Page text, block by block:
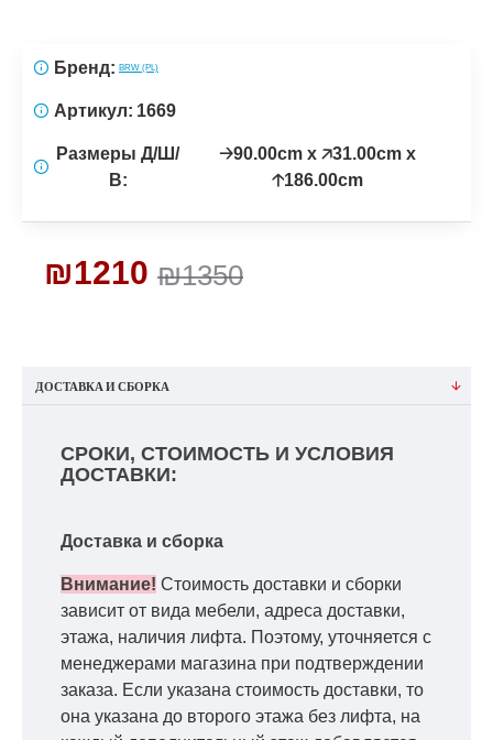
₪1350
₪1210
Бренд: BRW (PL)
Артикул: 1669
Размеры Д/Ш/
В:
🡢90.00cm x 🡥31.00cm x
🡡186.00cm
ДОСТАВКА И СБОРКА
СРОКИ, СТОИМОСТЬ И УСЛОВИЯ
ДОСТАВКИ:
Доставка и сборка
Внимание! Стоимость доставки и сборки
зависит от вида мебели, адреса доставки,
этажа, наличия лифта. Поэтому, уточняется с
менеджерами магазина при подтверждении
заказа. Если указана стоимость доставки, то
она указана до второго этажа без лифта, на